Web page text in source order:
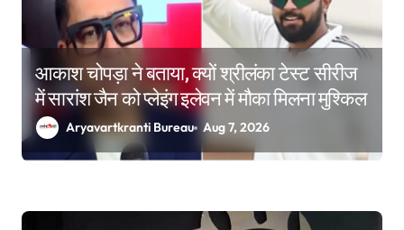
आकाश चोपड़ा ने बताया, क्यों श्रीलंका टेस्ट सीरीज
में सारांश जैन को प्लेइंग इलेवन में मौका मिलना मुश्किल
Aryavartkranti Bureau Aug 7, 2026